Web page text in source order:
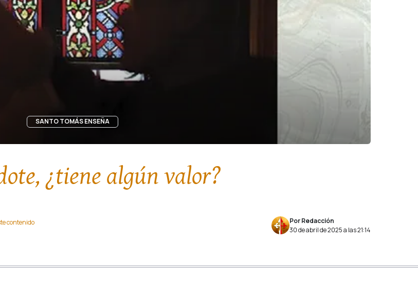
SANTO TOMÁS ENSEÑA
¿tiene algún valor?
contenido
Por Redacción
30 de abril de 2025 a las 21:14